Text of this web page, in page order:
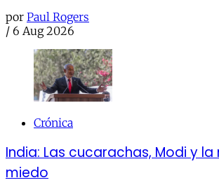
por Paul Rogers
/ 6 Aug 2026
Crónica
India: Las cucarachas, Modi y
miedo